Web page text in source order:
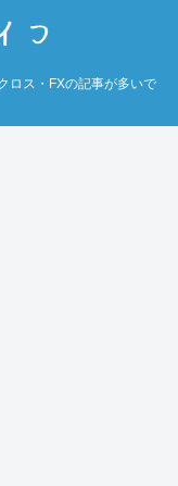
ロス・FXの記事が多いで